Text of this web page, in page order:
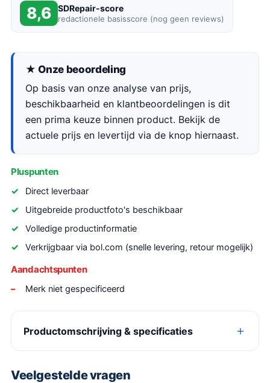
8,6 SDRepair-score
redactionele basisscore (nog geen reviews)
★ Onze beoordeling
Op basis van onze analyse van prijs,
beschikbaarheid en klantbeoordelingen is dit
een prima keuze binnen product. Bekijk de
actuele prijs en levertijd via de knop hiernaast.
Pluspunten
Direct leverbaar
Uitgebreide productfoto's beschikbaar
Volledige productinformatie
Verkrijgbaar via bol.com (snelle levering, retour mogelijk)
Aandachtspunten
Merk niet gespecificeerd
Productomschrijving & specificaties
Veelgestelde vragen